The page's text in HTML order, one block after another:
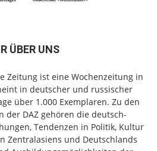
ÜBER UNS
Zeitung ist eine Wochenzeitung in
in deutscher und russischer
über 1.000 Exemplaren. Zu den
der DAZ gehören die deutsch-
Tendenzen in Politik, Kultur
Zentralasiens und Deutschlands